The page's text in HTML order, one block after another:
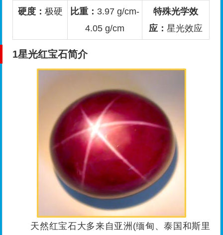
硬度： 极硬 比重： 3.97 g/cm-
4.05 g/cm
特殊光学效
应：星光效应
1星光红宝石简介
天然红宝石大多来自亚洲(缅甸、泰国和斯里